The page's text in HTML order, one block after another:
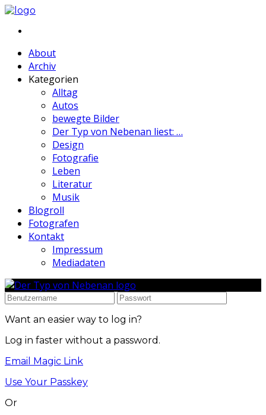
About
Archiv
Kategorien
Alltag
Autos
bewegte Bilder
Der Typ von Nebenan liest: …
Design
Fotografie
Leben
Literatur
Musik
Blogroll
Fotografen
Kontakt
Impressum
Mediadaten
Want an easier way to log in?
Log in faster without a password.
Email Magic Link
Use Your Passkey
Or